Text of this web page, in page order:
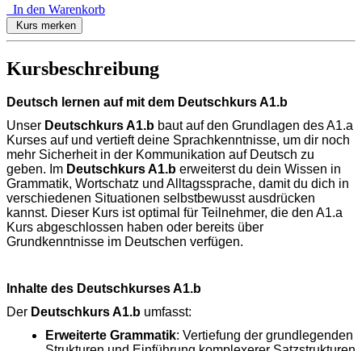
In den Warenkorb
Kurs merken
Kursbeschreibung
Deutsch lernen auf mit dem Deutschkurs A1.b
Unser Deutschkurs A1.b baut auf den Grundlagen des A1.a
Kurses auf und vertieft deine Sprachkenntnisse, um dir noch
mehr Sicherheit in der Kommunikation auf Deutsch zu
geben. Im Deutschkurs A1.b erweiterst du dein Wissen in
Grammatik, Wortschatz und Alltagssprache, damit du dich in
verschiedenen Situationen selbstbewusst ausdrücken
kannst. Dieser Kurs ist optimal für Teilnehmer, die den A1.a
Kurs abgeschlossen haben oder bereits über
Grundkenntnisse im Deutschen verfügen.
Inhalte des Deutschkurses A1.b
Der Deutschkurs A1.b umfasst:
Erweiterte Grammatik: Vertiefung der grundlegenden